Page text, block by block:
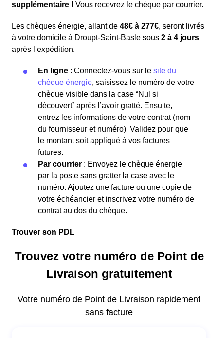
supplémentaire ! Vous recevrez le chèque par courrier.
Les chèques énergie, allant de 48€ à 277€, seront livrés
à votre domicile à Droupt-Saint-Basle sous 2 à 4 jours
après l’expédition.
En ligne : Connectez-vous sur le site du
chèque énergie, saisissez le numéro de votre
chèque visible dans la case “Nul si
découvert” après l’avoir gratté. Ensuite,
entrez les informations de votre contrat (nom
du fournisseur et numéro). Validez pour que
le montant soit appliqué à vos factures
futures.
Par courrier : Envoyez le chèque énergie
par la poste sans gratter la case avec le
numéro. Ajoutez une facture ou une copie de
votre échéancier et inscrivez votre numéro de
contrat au dos du chèque.
Trouver son PDL